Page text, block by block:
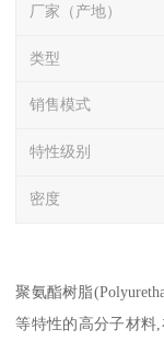
厂家（产地）
类型
销售模式
特性级别
密度
聚氨酯树脂
等特性的高分子材料